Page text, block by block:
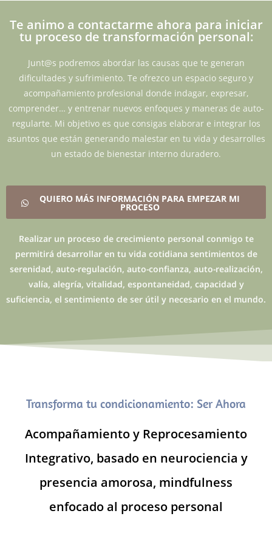
Te animo a contactarme ahora para iniciar
tu proceso de transformación personal:
Junt@s podremos abordar las causas que te generan
dificultades y sufrimiento. Te ofrezco un espacio seguro y
acompañamiento profesional donde indagar, expresar,
comprender… y entrenar nuevos enfoques y maneras de auto-
regularte. Mi objetivo es que consigas elaborar e integrar los
asuntos que están generando malestar en tu vida y desarrolles
un estado de bienestar interno duradero.
QUIERO MÁS INFORMACIÓN PARA EMPEZAR MI
PROCESO
Realizar un proceso de crecimiento personal conmigo te
permitirá desarrollar en tu vida cotidiana sentimientos de
serenidad, auto-regulación, auto-confianza, auto-realización,
valía, alegría, vitalidad, espontaneidad, capacidad y
suficiencia, el sentimiento de ser útil y necesario en el mundo.
Transforma tu condicionamiento: Ser Ahora
Acompañamiento y Reprocesamiento
Integrativo, basado en neurociencia y
presencia amorosa, mindfulness
enfocado al proceso personal